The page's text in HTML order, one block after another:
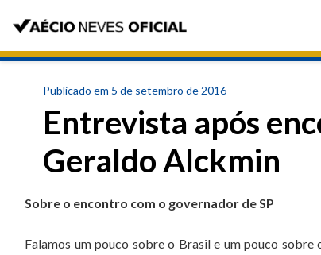
Publicado em 5 de setembro de 2016
Entrevista após
Geraldo Alckmin
Sobre o encontro com o governador de SP
Falamos um pouco sobre o Brasil e um pouco